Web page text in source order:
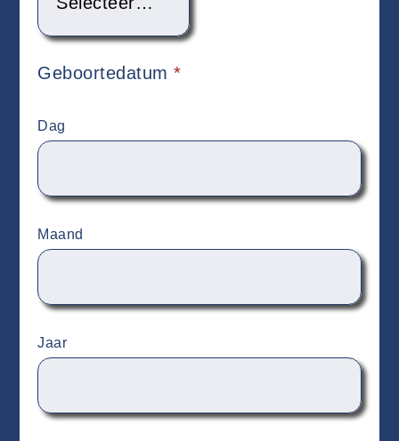
Geboortedatum*
Dag
Maand
Jaar